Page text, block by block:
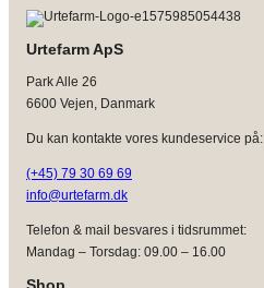
Urtefarm ApS
Park Alle 26
6600 Vejen, Danmark
Du kan kontakte vores kundeservice på:
(+45) 79 30 69 69
info@urtefarm.dk
Telefon & mail besvares i tidsrummet:
Mandag – Torsdag: 09.00 – 16.00
Shop